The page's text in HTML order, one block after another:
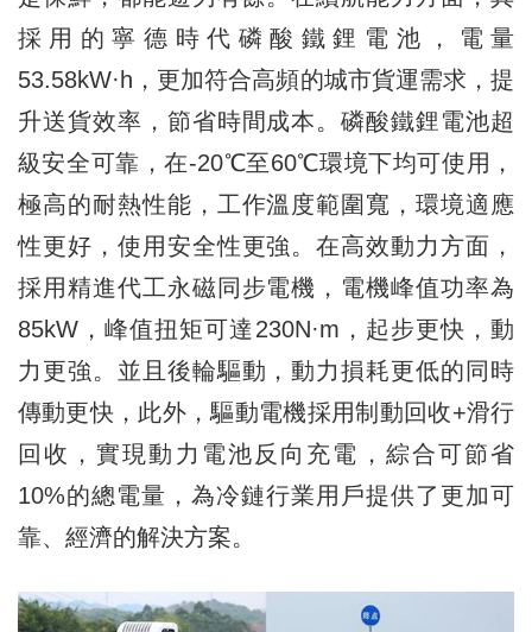
採用的寧德時代磷酸鐵鋰電池，電量
53.58kW·h，更加符合高頻的城市貨運需求，提
升送貨效率，節省時間成本。磷酸鐵鋰電池超
級安全可靠，在-20℃至60℃環境下均可使用，
極高的耐熱性能，工作溫度範圍寬，環境適應
性更好，使用安全性更強。在高效動力方面，
採用精進代工永磁同步電機，電機峰值功率為
85kW，峰值扭矩可達230N·m，起步更快，動
力更強。並且後輪驅動，動力損耗更低的同時
傳動更快，此外，驅動電機採用制動回收+滑行
回收，實現動力電池反向充電，綜合可節省
10%的總電量，為冷鏈行業用戶提供了更加可
靠、經濟的解決方案。